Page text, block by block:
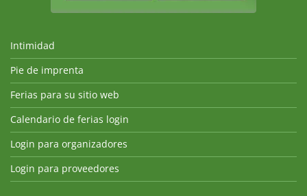
Intimidad
Pie de imprenta
Ferias para su sitio web
Calendario de ferias login
Login para organizadores
Login para proveedores